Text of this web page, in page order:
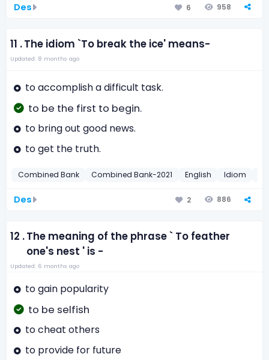
Des 6 958
11 .The idiom `To break the ice' means-
Updated: 8 months ago
to accomplish a difficult task.
to be the first to begin.
to bring out good news.
to get the truth.
Combined Bank Combined Bank-2021 English Idiom
Des 2 886
12 .The meaning of the phrase ` To feather
one's nest ' is -
Updated: 6 months ago
to gain popularity
to be selfish
to cheat others
to provide for future